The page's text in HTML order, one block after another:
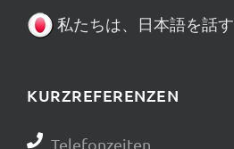
私たちは、日本語を話す
KURZREFERENZEN
Telefonzeiten